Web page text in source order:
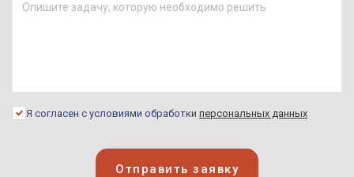
Я согласен с условиями обработки персональных данных
Отправить заявку